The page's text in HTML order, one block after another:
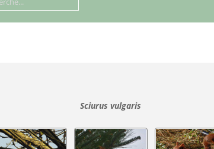
Sciurus vulgaris